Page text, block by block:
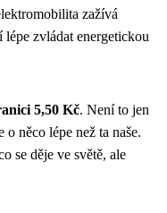
zažívá
zvládat energetickou
5,50 Kč. Není to jen
něco lépe než ta naše.
se děje ve světě, ale